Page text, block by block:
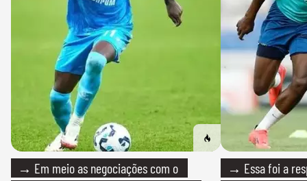
→ Em meio as negociações com o
→ Essa foi a